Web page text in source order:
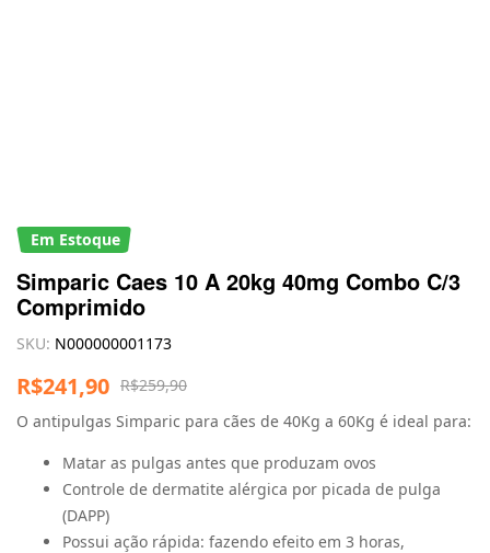
Em Estoque
Simparic Caes 10 A 20kg 40mg Combo C/3
Comprimido
SKU: N000000001173
R$259,90
R$241,90
O antipulgas Simparic para cães de 40Kg a 60Kg é ideal para:
Matar as pulgas antes que produzam ovos
Controle de dermatite alérgica por picada de pulga
(DAPP)
Possui ação rápida: fazendo efeito em 3 horas,